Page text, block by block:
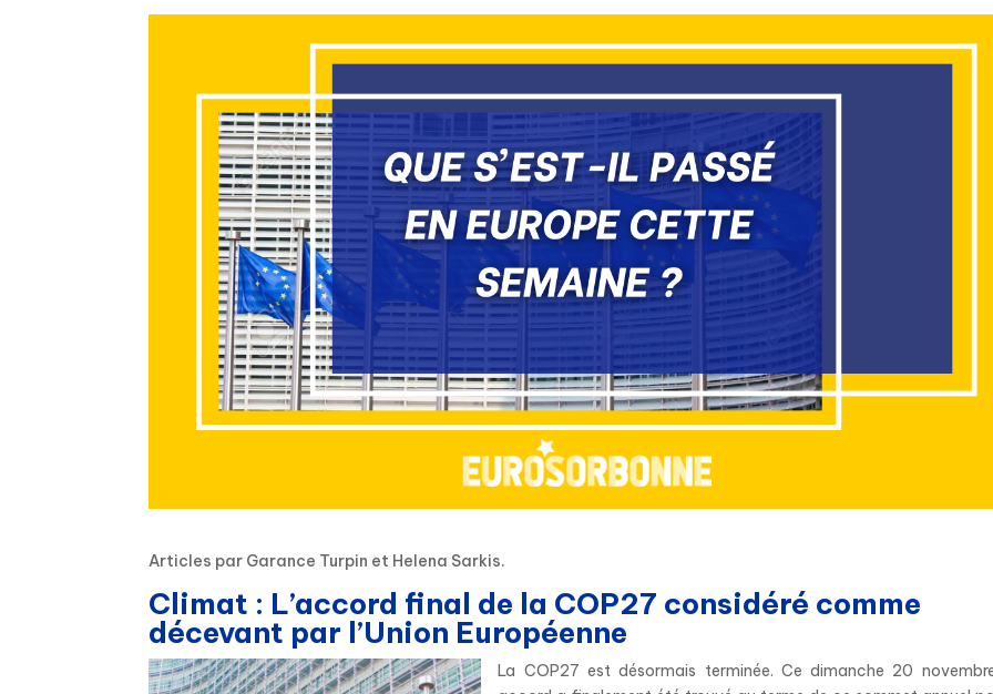
Articles par Garance Turpin et Helena Sarkis.
Climat : L’accord final de la COP27 considéré comme
décevant par l’Union Européenne
La COP27 est désormais terminée. Ce dimanche 20